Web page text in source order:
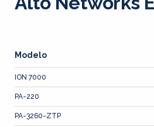
Modelo
ION 7000
PA-220
PA-3260-ZTP